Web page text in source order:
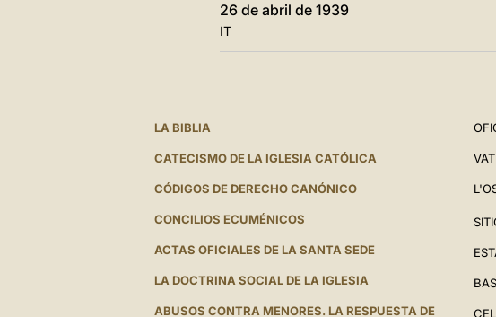
26 de abril de 1939
IT
LA BIBLIA
CATECISMO DE LA IGLESIA CATÓLICA
CÓDIGOS DE DERECHO CANÓNICO
CONCILIOS ECUMÉNICOS
ACTAS OFICIALES DE LA SANTA SEDE
LA DOCTRINA SOCIAL DE LA IGLESIA
ABUSOS CONTRA MENORES. LA RESPUESTA DE